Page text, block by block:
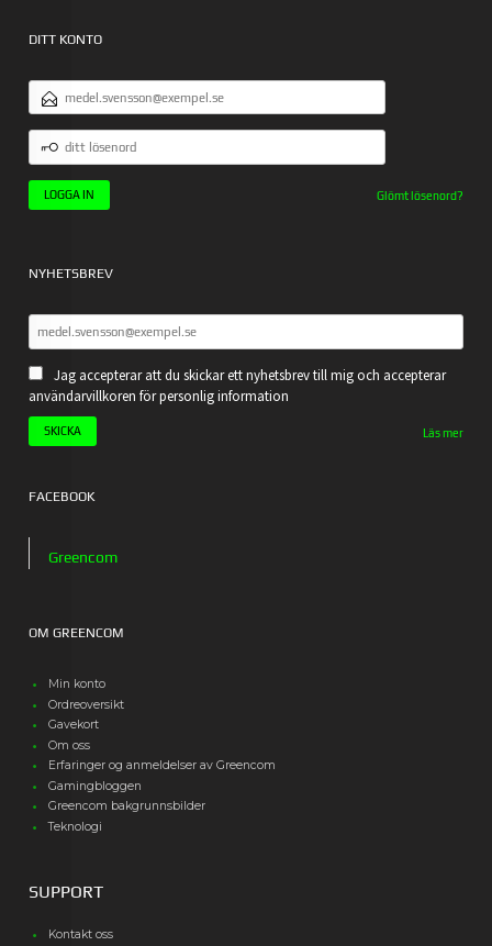
DITT KONTO
E-
POSTADRESS
LÖSENORD
Glömt lösenord?
NYHETSBREV
Jag accepterar att du skickar ett nyhetsbrev till mig och accepterar
användarvillkoren för personlig information
Läs mer
FACEBOOK
Greencom
OM GREENCOM
Min konto
Ordreoversikt
Gavekort
Om oss
Erfaringer og anmeldelser av Greencom
Gamingbloggen
Greencom bakgrunnsbilder
Teknologi
SUPPORT
Kontakt oss